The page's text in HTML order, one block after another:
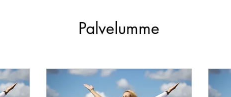
Palvelumme